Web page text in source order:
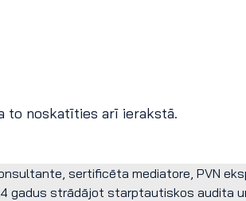
to noskatīties arī ierakstā.
sertificēta mediatore, PVN
gadus strādājot starptautiskos audita